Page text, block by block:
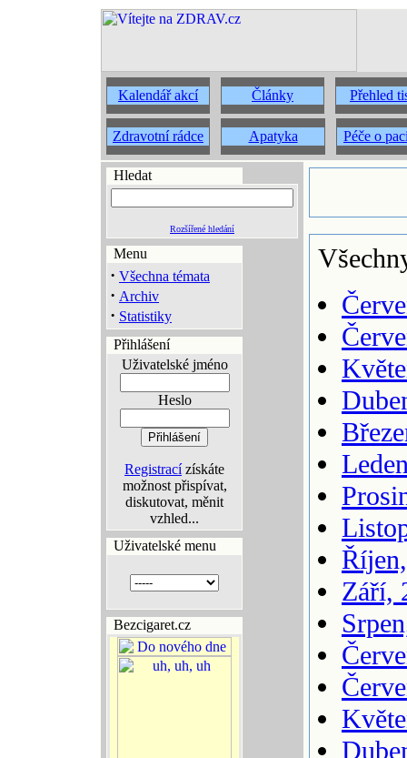
Kalendář akcí Články Přehled
Zdravotní rádce Apatyka Péče o
Hledat
Rozšířené hledání
Menu
· Všechna témata
· Archiv
· Statistiky
Přihlášení
Uživatelské jméno
Heslo
Registracízískáte
možnost přispívat,
diskutovat, měnit
vzhled...
Uživatelské menu
Bezcigaret.cz
Září,